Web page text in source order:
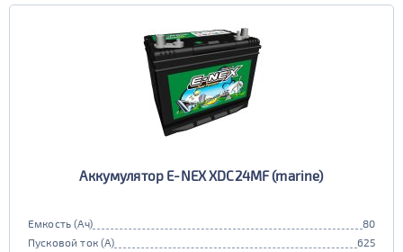
Аккумулятор E-NEX XDC24MF (marine)
Емкость (Ач)
80
Пусковой ток (А)
625